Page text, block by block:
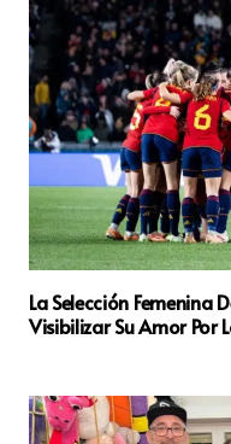
La Selección Femenina
Visibilizar Su Amor Por